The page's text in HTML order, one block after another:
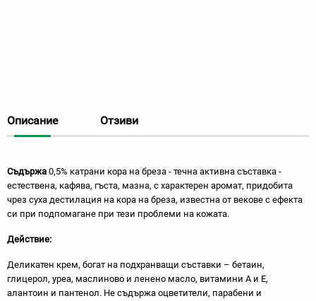
Описание Отзиви
Съдържа 0,5% катрани кора на бреза - течна активна съставка -
естествена, кафява, гъста, мазна, с характерен аромат, придобита
чрез суха дестилация на кора на бреза, известна от векове с ефекта
си при подпомагане при тези проблеми на кожата.
Действие:
Деликатен крем, богат на подхранващи съставки – бетаин,
глицерол, уреа, маслиново и ленено масло, витамини А и Е,
алантоин и пантенол. Не съдържа оцветители, парабени и